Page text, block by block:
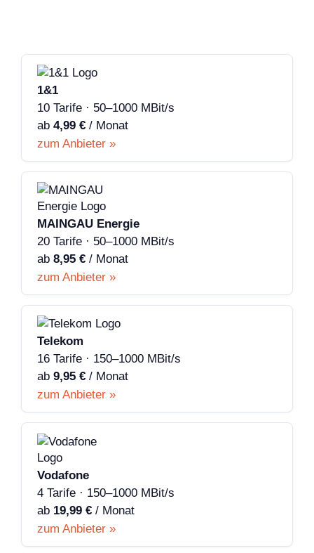
1&1
10 Tarife · 50–1000 MBit/s
ab 4,99 € / Monat
zum Anbieter »
MAINGAU Energie
20 Tarife · 50–1000 MBit/s
ab 8,95 € / Monat
zum Anbieter »
Telekom
16 Tarife · 150–1000 MBit/s
ab 9,95 € / Monat
zum Anbieter »
Vodafone
4 Tarife · 150–1000 MBit/s
ab 19,99 € / Monat
zum Anbieter »